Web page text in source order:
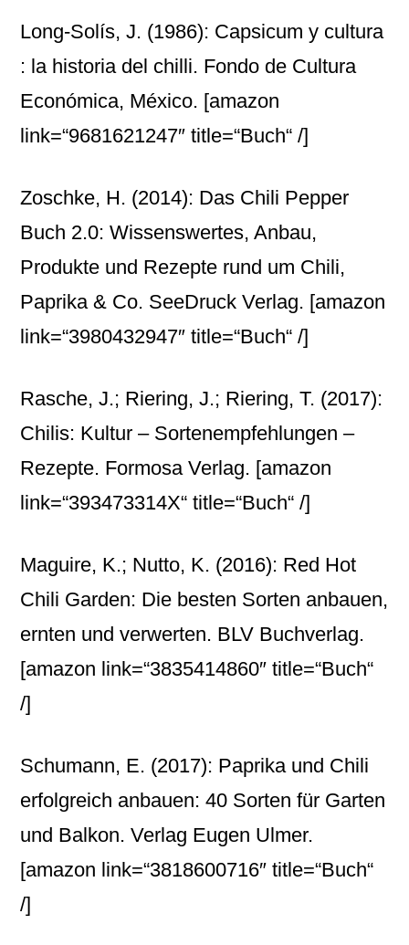
Long-Solís, J. (1986): Capsicum y cultura
: la historia del chilli. Fondo de Cultura
Económica, México. [amazon
link=“9681621247″ title=“Buch“ /]
Zoschke, H. (2014): Das Chili Pepper
Buch 2.0: Wissenswertes, Anbau,
Produkte und Rezepte rund um Chili,
Paprika & Co. SeeDruck Verlag. [amazon
link=“3980432947″ title=“Buch“ /]
Rasche, J.; Riering, J.; Riering, T. (2017):
Chilis: Kultur – Sortenempfehlungen –
Rezepte. Formosa Verlag. [amazon
link=“393473314X“ title=“Buch“ /]
Maguire, K.; Nutto, K. (2016): Red Hot
Chili Garden: Die besten Sorten anbauen,
ernten und verwerten. BLV Buchverlag.
[amazon link=“3835414860″ title=“Buch“
/]
Schumann, E. (2017): Paprika und Chili
erfolgreich anbauen: 40 Sorten für Garten
und Balkon. Verlag Eugen Ulmer.
[amazon link=“3818600716″ title=“Buch“
/]